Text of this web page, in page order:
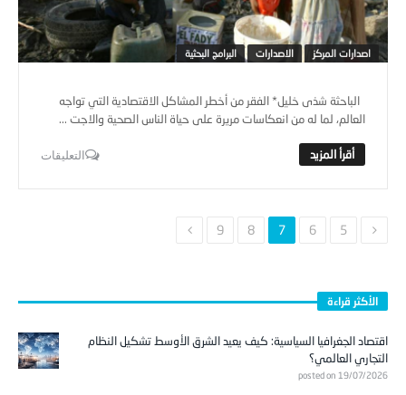
اصدارات المركز الاصدارات البرامج البحثية
الباحثة شذى خليل* الفقر من أخطر المشاكل الاقتصادية التي تواجه
العالم، لما له من انعكاسات مريرة على حياة الناس الصحية والاجت ...
التعليقات
5
6
7
8
9
الأكثر قراءة
اقتصاد الجغرافيا السياسية: كيف يعيد الشرق الأوسط تشكيل النظام
التجاري العالمي؟
posted on 19/07/2026